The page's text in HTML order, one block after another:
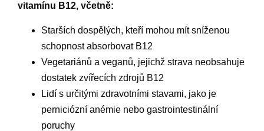
vitamínu B12, včetně:
Starších dospělých, kteří mohou mít sníženou
schopnost absorbovat B12
Vegetariánů a veganů, jejichž strava neobsahuje
dostatek zvířecích zdrojů B12
Lidí s určitými zdravotními stavami, jako je
perniciózní anémie nebo gastrointestinální
poruchy